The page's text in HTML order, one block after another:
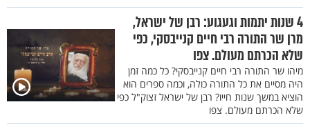
4 שנות יתמות וגעגוע: רבן של ישראל,
מרן שר התורה רבי חיים קנייבסקי, כפי
שלא הכרתם מעולם. צפו
מיהו שר התורה רבי חיים קנייבסקי? כל כמה זמן
היה מסיים את כל התורה כולה, וכמה ספרים הוא
הוציא במשך שנות חייו? רבן של ישראל זצוק"ל כפי
שלא הכרתם מעולם. צפו